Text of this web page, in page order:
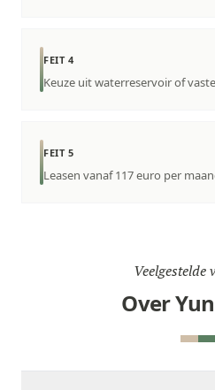
FEIT 4
Keuze uit waterreservoir of
FEIT 5
Leasen vanaf 117 euro per
Veelgestelde
Over